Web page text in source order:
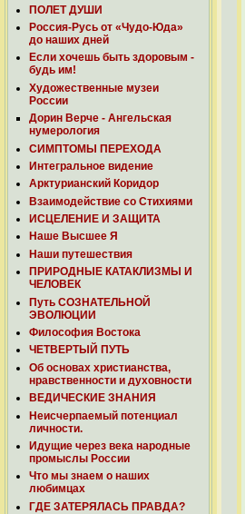
ПОЛЕТ ДУШИ
Россия-Русь от «Чудо-Юда»
до наших дней
Если хочешь быть здоровым -
будь им!
Художественные музеи
России
Дорин Верче - Ангельская
нумерология
СИМПТОМЫ ПЕРЕХОДА
Интегральное видение
Арктурианский Коридор
Взаимодействие со Стихиями
ИСЦЕЛЕНИЕ И ЗАЩИТА
Наше Высшее Я
Наши путешествия
ПРИРОДНЫЕ КАТАКЛИЗМЫ И
ЧЕЛОВЕК
Путь СОЗНАТЕЛЬНОЙ
ЭВОЛЮЦИИ
Философия Востока
ЧЕТВЕРТЫЙ ПУТЬ
Об основах христианства,
нравственности и духовности
ВЕДИЧЕСКИЕ ЗНАНИЯ
Неисчерпаемый потенциал
личности.
Идущие через века народные
промыслы России
Что мы знаем о наших
любимцах
ГДЕ ЗАТЕРЯЛАСЬ ПРАВДА?